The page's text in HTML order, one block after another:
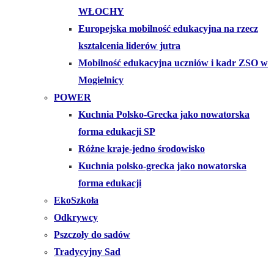
WŁOCHY
Europejska mobilność edukacyjna na rzecz
kształcenia liderów jutra
Mobilność edukacyjna uczniów i kadr ZSO w
Mogielnicy
POWER
Kuchnia Polsko-Grecka jako nowatorska
forma edukacji SP
Różne kraje-jedno środowisko
Kuchnia polsko-grecka jako nowatorska
forma edukacji
EkoSzkoła
Odkrywcy
Pszczoły do sadów
Tradycyjny Sad